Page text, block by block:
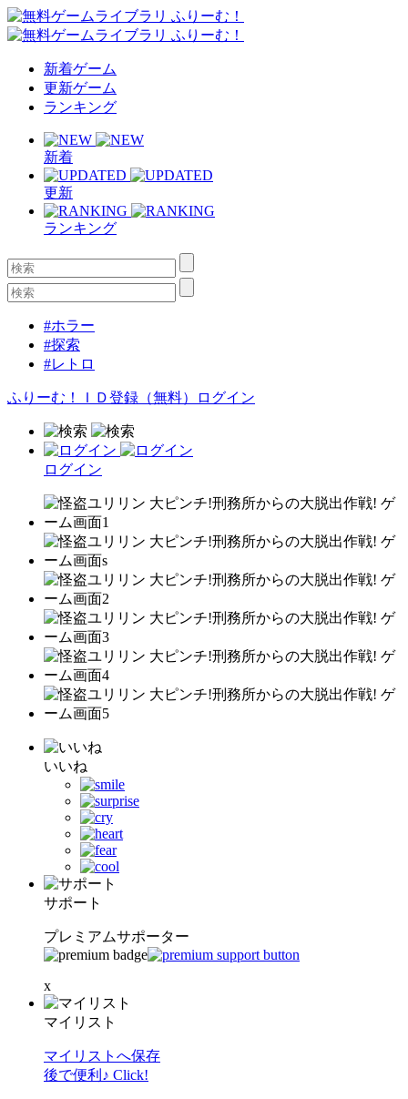
新着ゲーム
更新ゲーム
ランキング
新着
更新
ランキング
#ホラー
#探索
#レトロ
ふりーむ！ＩＤ登録（無料） ログイン
ログイン
いいね
サポート
プレミアムサポーター
x
マイリスト
マイリストへ保存
後で便利♪ Click!